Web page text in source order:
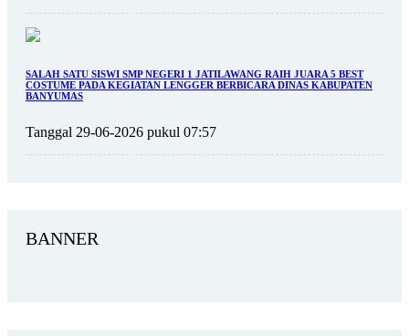
SALAH SATU SISWI SMP NEGERI 1 JATILAWANG RAIH JUARA 5 BEST
COSTUME PADA KEGIATAN LENGGER BERBICARA DINAS KABUPATEN
BANYUMAS
Tanggal 29-06-2026 pukul 07:57
BANNER